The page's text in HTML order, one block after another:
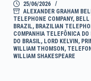
25/06/2026
ALEXANDER GRAHAM
TELEPHONE COMPANY, BELL
BRAZIL, BRAZILIAN
COMPANHIA TELEFÔNICA DO
DO BRASIL, LORD KELVIN ,
WILLIAM THOMSON ,
WILLIAM SHAKESPEARE